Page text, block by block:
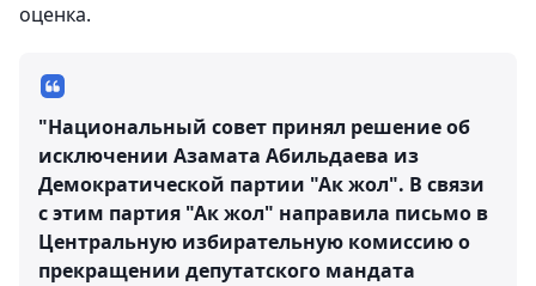
оценка.
"Национальный совет принял решение об
исключении Азамата Абильдаева из
Демократической партии "Ак жол". В связи
с этим партия "Ак жол" направила письмо в
Центральную избирательную комиссию о
прекращении депутатского мандата